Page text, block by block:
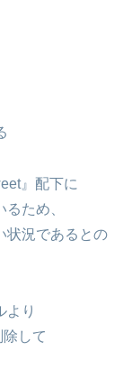
』配下に
ため、
状況であるとの
より
して